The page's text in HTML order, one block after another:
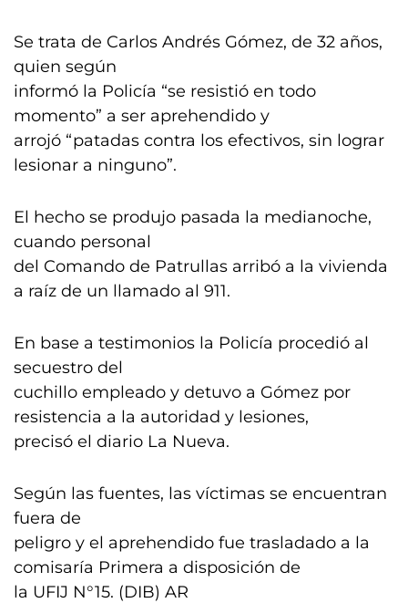
Se trata de Carlos Andrés Gómez, de 32 años,
quien según
informó la Policía “se resistió en todo
momento” a ser aprehendido y
arrojó “patadas contra los efectivos, sin lograr
lesionar a ninguno”.
El hecho se produjo pasada la medianoche,
cuando personal
del Comando de Patrullas arribó a la vivienda
a raíz de un llamado al 911.
En base a testimonios la Policía procedió al
secuestro del
cuchillo empleado y detuvo a Gómez por
resistencia a la autoridad y lesiones,
precisó el diario La Nueva.
Según las fuentes, las víctimas se encuentran
fuera de
peligro y el aprehendido fue trasladado a la
comisaría Primera a disposición de
la UFIJ N°15. (DIB) AR